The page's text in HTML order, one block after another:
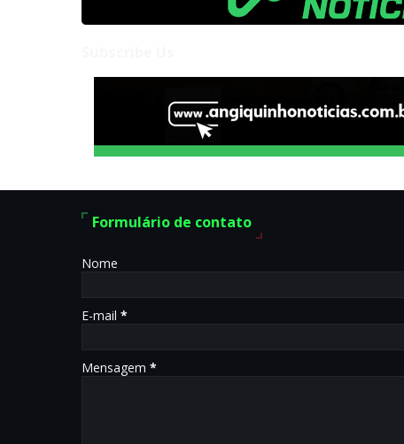
Formulário de contato
Nome
E-mail *
Mensagem *